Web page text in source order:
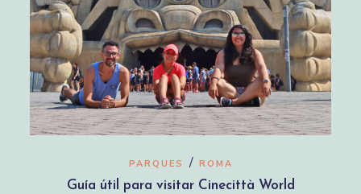
PARQUES / ROMA
Guía útil para visitar Cinecittà World